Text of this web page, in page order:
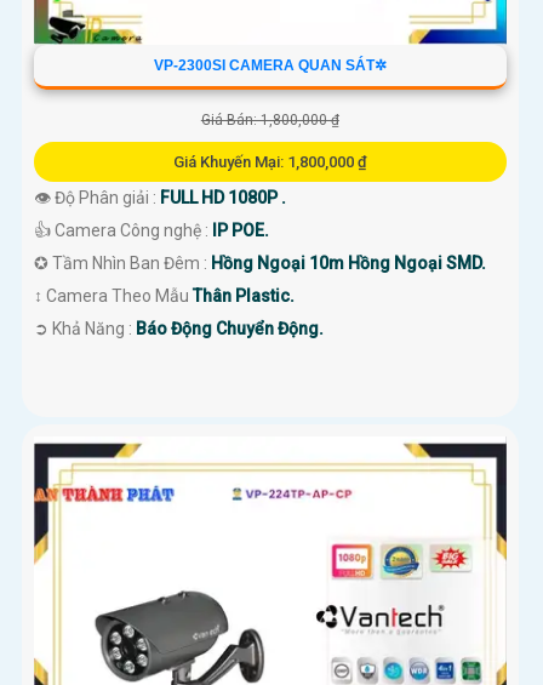
VP-2300SI CAMERA QUAN SÁT✲
Giá Bán: 1,800,000 ₫
Giá Khuyến Mại: 1,800,000 ₫
👁 Độ Phân giải : FULL HD 1080P .
👍 Camera Công nghệ :
IP POE.
✪ Tầm Nhìn Ban Đêm : Hồng Ngoại 10m Hồng Ngoại SMD.
↕️ Camera Theo MẫuThân Plastic.
️➲ Khả Năng : Báo Động Chuyển Động.